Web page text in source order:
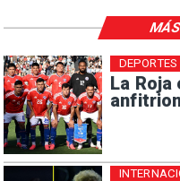
La
DEPORTES